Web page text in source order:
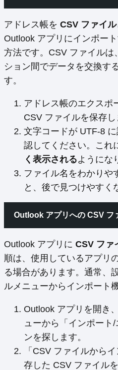
アドレス帳を CSV ファイ
Outlook アプリにインポー
方法です。CSV ファイルは
ション間でデータを交換す
す。
アドレス帳のエクスポ
CSV ファイルを保存し
文字コードが UTF-8
認してください。これ
く表示されるようにな
ファイル名をわかりや
と、後で見つけやすく
Outlook アプリへの CSV フ
Outlook アプリに CSV ファ
順は、使用しているアプリ
る場合があります。通常、
ルメニューからインポート
Outlook アプリを開き
ューから「インポート
ンを探します。
「CSV ファイルから
存した CSV ファイル